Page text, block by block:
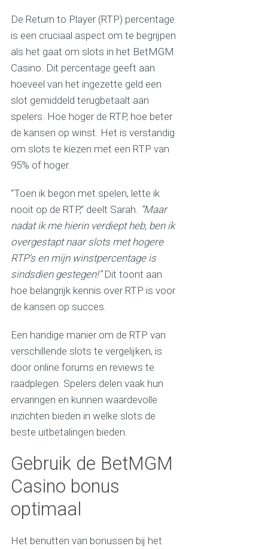
De Return to Player (RTP) percentage
is een cruciaal aspect om te begrijpen
als het gaat om slots in het BetMGM
Casino. Dit percentage geeft aan
hoeveel van het ingezette geld een
slot gemiddeld terugbetaalt aan
spelers. Hoe hoger de RTP, hoe beter
de kansen op winst. Het is verstandig
om slots te kiezen met een RTP van
95% of hoger.
“Toen ik begon met spelen, lette ik
nooit op de RTP,” deelt Sarah. “Maar
nadat ik me hierin verdiept heb, ben ik
overgestapt naar slots met hogere
RTP’s en mijn winstpercentage is
sindsdien gestegen!”Dit toont aan
hoe belangrijk kennis over RTP is voor
de kansen op succes.
Een handige manier om de RTP van
verschillende slots te vergelijken, is
door online forums en reviews te
raadplegen. Spelers delen vaak hun
ervaringen en kunnen waardevolle
inzichten bieden in welke slots de
beste uitbetalingen bieden.
Gebruik de BetMGM
Casino bonus
optimaal
Het benutten van bonussen bij het